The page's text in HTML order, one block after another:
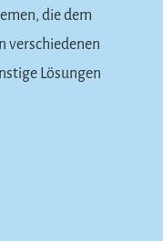
die dem
verschiedenen
Lösungen